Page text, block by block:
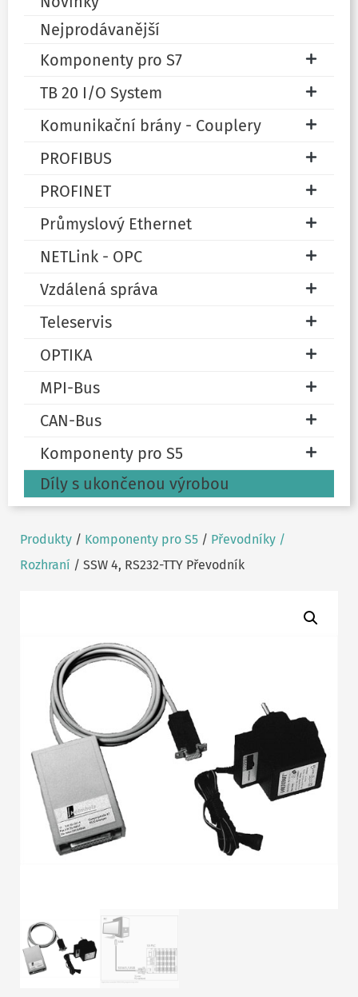
Nejprodávanější
Komponenty pro S7
TB 20 I/O System
Komunikační brány - Couplery
PROFIBUS
PROFINET
Průmyslový Ethernet
NETLink - OPC
Vzdálená správa
Teleservis
OPTIKA
MPI-Bus
CAN-Bus
Komponenty pro S5
Díly s ukončenou výrobou
Produkty / Komponenty pro S5 / Převodníky /
Rozhraní / SSW 4, RS232-TTY Převodník